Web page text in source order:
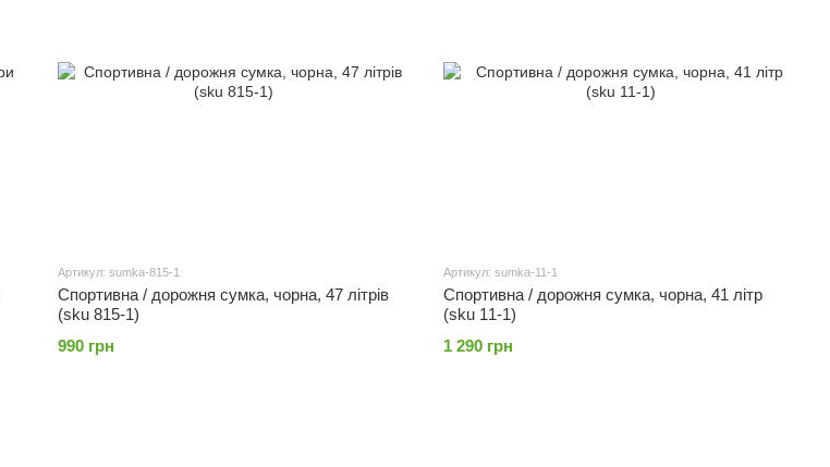
Артикул: sumka-815-1
Спортивна / дорожня сумка, чорна, 47 літрів
(sku 815-1)
990 грн
Артикул: sumka-11-1
Спортивна / дорожня сумка, чорна, 41 літр
(sku 11-1)
1 290 грн